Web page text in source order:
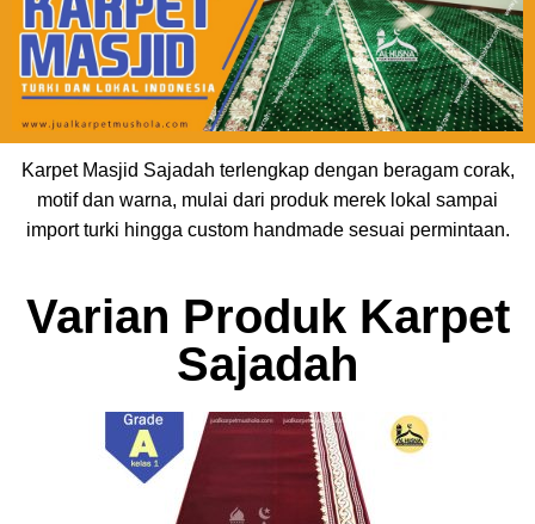
Karpet Masjid Sajadah terlengkap dengan beragam corak,
motif dan warna, mulai dari produk merek lokal sampai
import turki hingga custom handmade sesuai permintaan.
Varian Produk Karpet
Sajadah